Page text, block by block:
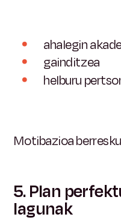
ahalegin
gainditzea
helburu
Motibazioa
5. Plan
lagunak